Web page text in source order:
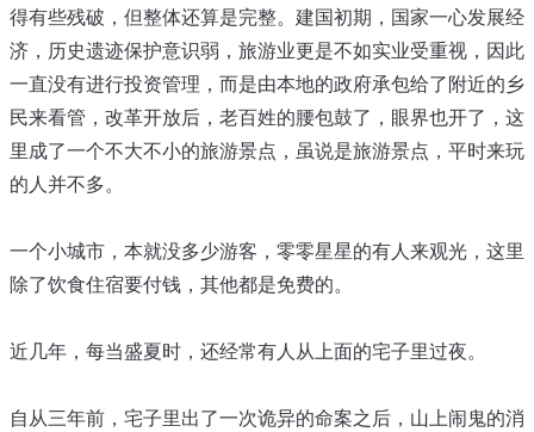
得有些残破，但整体还算是完整。建国初期，国家一心发展经
济，历史遗迹保护意识弱，旅游业更是不如实业受重视，因此
一直没有进行投资管理，而是由本地的政府承包给了附近的乡
民来看管，改革开放后，老百姓的腰包鼓了，眼界也开了，这
里成了一个不大不小的旅游景点，虽说是旅游景点，平时来玩
的人并不多。
一个小城市，本就没多少游客，零零星星的有人来观光，这里
除了饮食住宿要付钱，其他都是免费的。
近几年，每当盛夏时，还经常有人从上面的宅子里过夜。
自从三年前，宅子里出了一次诡异的命案之后，山上闹鬼的消